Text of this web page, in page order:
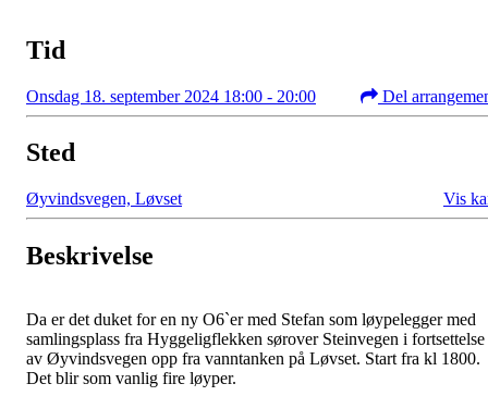
Tid
Onsdag 18. september 2024 18:00 - 20:00 Del
Sted
Øyvindsvegen, Løvset Vis
Beskrivelse
Da er det duket for en ny O6`er med Stefan som løypelegger med
samlingsplass fra Hyggeligflekken sørover Steinvegen i fortsettelse
av Øyvindsvegen opp fra vanntanken på Løvset. Start fra kl 1800.
Det blir som vanlig fire løyper.